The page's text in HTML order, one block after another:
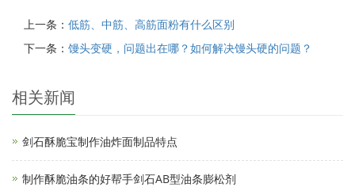
上一条： 低筋、中筋、高筋面粉有什么区别
下一条： 馒头变硬，问题出在哪？如何解决馒头硬的问题？
相关新闻
剑石酥脆宝制作油炸面制品特点
制作酥脆油条的好帮手剑石AB型油条膨松剂